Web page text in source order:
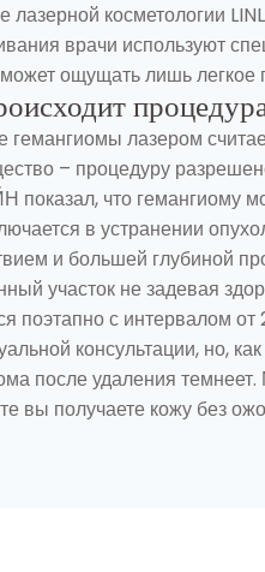
лазерной косметологии
врачи используют
ощущать лишь легкое
гемангиомы лазером
– процедуру
что гемангиому
в устранении
и большей глубиной
участок не задевая
поэтапно с интервалом
консультации, но,
после удаления
вы получаете кожу без